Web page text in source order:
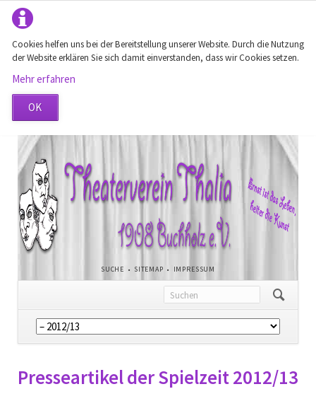
Cookies helfen uns bei der Bereitstellung unserer Website. Durch die Nutzung
der Website erklären Sie sich damit einverstanden, dass wir Cookies setzen.
Mehr erfahren
OK
NAVIGATION
ÜBERSPRINGEN
SUCHE SITEMAP IMPRESSUM
Navigation
überspringen
Presseartikel der Spielzeit 2012/13